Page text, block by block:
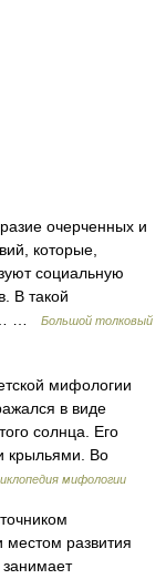
очерченных и
которые,
социальную
В такой
…
Большой толковый
мифологии
в виде
солнца. Его
крыльями. Во
мифологии
местом развития